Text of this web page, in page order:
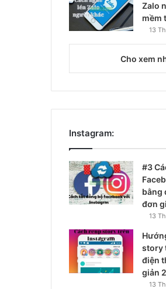
Zalo
mềm
13
Cho xem
Instagram:
#3
bằng
đơn
13
story
điện
giản
13